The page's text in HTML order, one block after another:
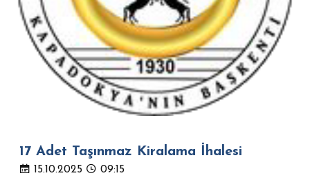
17 Adet Taşınmaz Kiralama İhalesi
15.10.2025 09:15